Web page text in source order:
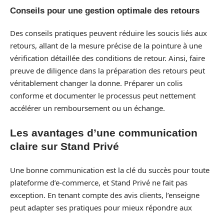
Conseils pour une gestion optimale des retours
Des conseils pratiques peuvent réduire les soucis liés aux
retours, allant de la mesure précise de la pointure à une
vérification détaillée des conditions de retour. Ainsi, faire
preuve de diligence dans la préparation des retours peut
véritablement changer la donne. Préparer un colis
conforme et documenter le processus peut nettement
accélérer un remboursement ou un échange.
Les avantages d’une communication
claire sur Stand Privé
Une bonne communication est la clé du succès pour toute
plateforme d’e-commerce, et Stand Privé ne fait pas
exception. En tenant compte des avis clients, l’enseigne
peut adapter ses pratiques pour mieux répondre aux